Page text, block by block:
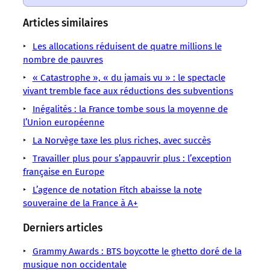
sens
LMOUS
–
publiques
Caroline
Michel-
Aguirre
un
sens
LMOUS
–
Économie
Le
Grand
Détournement
un
sens
LMOUS
–
Aron
« Les
entreprises
réalisent
casse
LMOUS
du
siècle
touchant
aides
publiques
LMOUS
mirobolantes
contrepartie. »
LMOUS
L’article
reprend
infos
livre
LMOUS
Grand
de
Aron
Articles similaires
Les allocations réduisent de quatre millions le
nombre de pauvres
« Catastrophe », « du jamais vu » : le spectacle
vivant tremble face aux réductions des subventions
Inégalités : la France tombe sous la moyenne de
l’Union européenne
La Norvège taxe les plus riches, avec succès
Travailler plus pour s’appauvrir plus : l’exception
française en Europe
L’agence de notation Fitch abaisse la note
souveraine de la France à A+
Derniers articles
Grammy Awards : BTS boycotte le ghetto doré de la
musique non occidentale